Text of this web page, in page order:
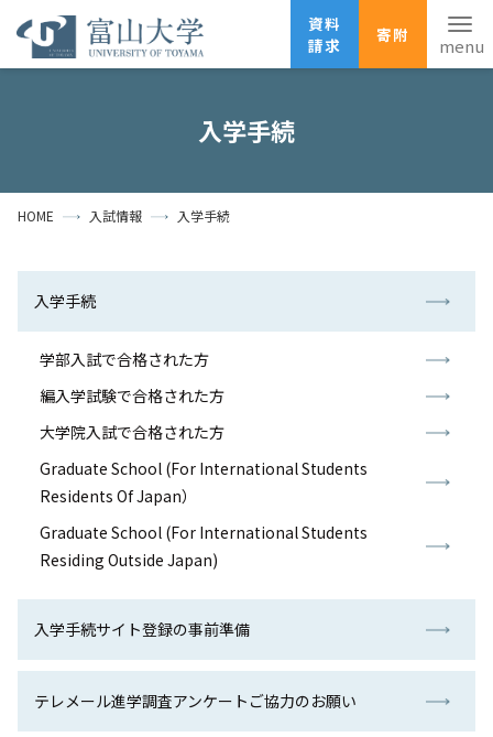
資料
請求
寄附
資料請求
受験生の方 企業・研究者の方
卒業生の方
大学紹介
学部・大学院・施設
入試情報
研究・産学官連携
国際交流・留学
入学手続
HOME 入試情報 入学手続
入学手続
学部入試で合格された方
編入学試験で合格された方
大学院入試で合格された方
Graduate School (For International Students
Residents Of Japan）
Graduate School (For International Students
Residing Outside Japan)
入学手続サイト登録の事前準備
テレメール進学調査アンケートご協力のお願い